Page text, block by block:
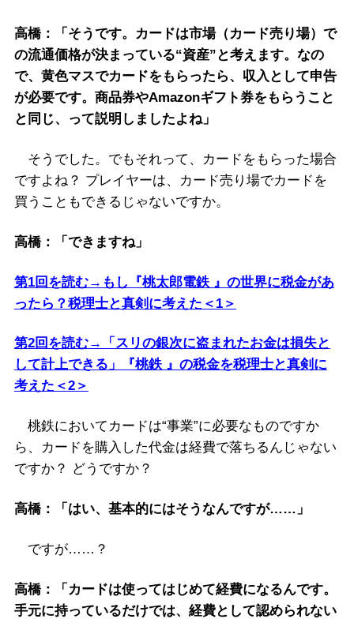
高橋：「そうです。カードは市場（カード売り場）で
の流通価格が決まっている“資産”と考えます。なの
で、黄色マスでカードをもらったら、収入として申告
が必要です。商品券やAmazonギフト券をもらうこと
と同じ、って説明しましたよね」
そうでした。でもそれって、カードをもらった場合
ですよね？ プレイヤーは、カード売り場でカードを
買うこともできるじゃないですか。
高橋：「できますね」
第1回を読む→もし『桃太郎電鉄 』の世界に税金があ
ったら？税理士と真剣に考えた＜1＞
第2回を読む→「スリの銀次に盗まれたお金は損失と
して計上できる」『桃鉄 』の税金を税理士と真剣に
考えた＜2＞
桃鉄においてカードは“事業”に必要なものですか
ら、カードを購入した代金は経費で落ちるんじゃない
ですか？ どうですか？
高橋：「はい、基本的にはそうなんですが……」
ですが……？
高橋：「カードは使ってはじめて経費になるんです。
手元に持っているだけでは、経費として認められない